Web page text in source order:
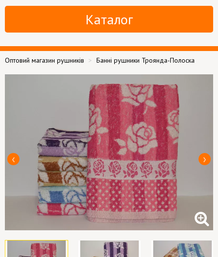
Каталог
Оптовий магазин рушників Банні рушники Троянда-Полоска